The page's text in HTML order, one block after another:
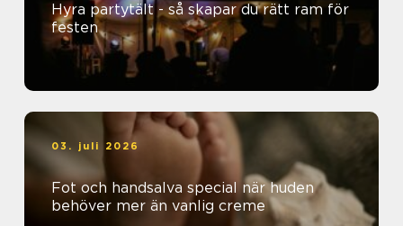
Hyra partytält - så skapar du rätt ram för
festen
03. juli 2026
Fot och handsalva special när huden
behöver mer än vanlig creme